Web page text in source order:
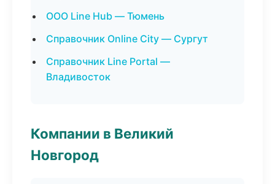
ООО Line Hub — Тюмень
Справочник Online City — Сургут
Справочник Line Portal —
Владивосток
Компании в Великий
Новгород